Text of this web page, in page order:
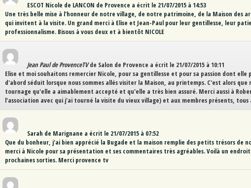
ESCOT Nicole de LANCON de Provence a écrit le 21/07/2015 à 14:53
Une très belle mise à l'honneur de notre village, de notre patrimoine, de la Maison des
qui invitent à la visite. Un grand merci à Elise et Jean-Paul pour leur gentillesse, leur
professionnalisme. Bisous à vous deux et à bientôt NICOLE
Jean Paul de ProvenceTV de Salon de Provence a écrit le 21/07/2015 à 10:11
Elise et moi souhaitons remercier Nicole, pour sa gentillesse et pour sa passion dont elle
d'abord séduit lorsque nous sommes allés visiter la Maison, au printemps. C'est alors que
tournage qu'elle a aimablement accepté et qu'elle a très bien assuré. Merci aussi à
l'association avec qui j'ai tourné la visite du vieux village) et aux membres présents, tous
Sarah de Marignane a écrit le 21/07/2015 à 07:52
Que du bonheur, j'ai bien apprécié la Bugade et la maison remplie des petits trésors de
merci à Nicole pour sa présentation et ses commentaires très agréables. Voilà un
prochaines sorties. Merci provence tv